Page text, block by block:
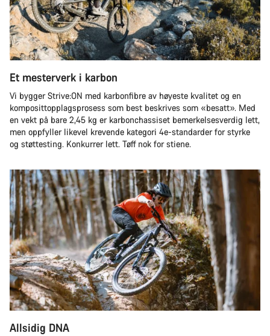
Et mesterverk i karbon
Vi bygger Strive:ON med karbonfibre av høyeste kvalitet og en
komposittopplagsprosess som best beskrives som «besatt». Med
en vekt på bare 2,45 kg er karbonchassiset bemerkelsesverdig lett,
men oppfyller likevel krevende kategori 4e-standarder for styrke
og støttesting. Konkurrer lett. Tøff nok for stiene.
Allsidig DNA